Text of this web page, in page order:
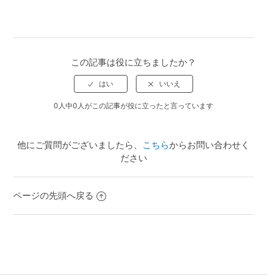
この記事は役に立ちましたか？
0人中0人がこの記事が役に立ったと言っています
他にご質問がございましたら、 こちらからお問い合わせく
ださい
ページの先頭へ戻る